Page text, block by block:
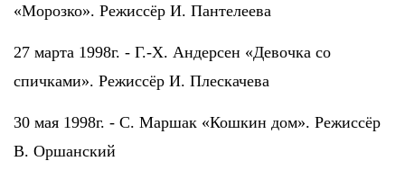
«Морозко». Режиссёр И. Пантелеева
27 марта 1998г. - Г.-Х. Андерсен «Девочка со
спичками». Режиссёр И. Плескачева
30 мая 1998г. - С. Маршак «Кошкин дом». Режиссёр
В. Оршанский